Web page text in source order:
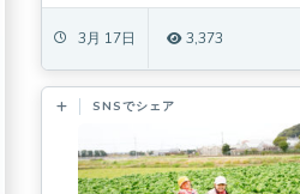
3月 17日 3,373
SNSでシェア